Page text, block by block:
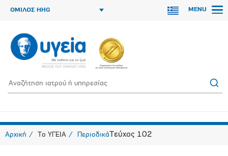
ΟΜΙΛΟΣ HHG MENU
Αρχική Το ΥΓΕΙΑ ΠεριοδικάΤεύχος 102